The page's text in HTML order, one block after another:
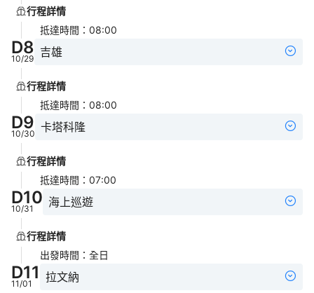
行程詳情
抵達時間 ： 08:00
D8
10/29 吉雄
行程詳情
抵達時間 ： 08:00
D9
10/30 卡塔科隆
行程詳情
抵達時間 ： 07:00
D10
10/31 海上巡遊
行程詳情
出發時間 ： 全日
D11
11/01 拉文納